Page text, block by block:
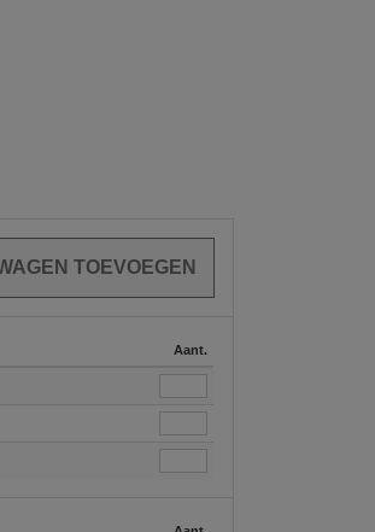
Aant.